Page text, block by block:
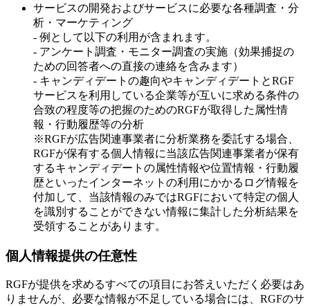
サービスの開発およびサービスに必要な各種調査・分
析・マーケティング
- 例として以下の利用が含まれます。
- アンケート調査・モニター調査の実施（効果捕捉の
ための回答者への直接の連絡を含みます）
- キャンディデートの趣向やキャンディデートとRGF
サービスを利用している企業等が互いに求める条件の
合致の程度等の把握のためのRGFが取得した属性情
報・行動履歴等の分析
※RGFが広告関連事業者に分析業務を委託する場合、
RGFが保有する個人情報に当該広告関連事業者が保有
するキャンディデートの属性情報や位置情報・行動履
歴といったインターネットの利用にかかるログ情報を
付加して、当該情報のみではRGFにおいて特定の個人
を識別することができない情報に集計した分析結果を
受領することがあります。
個人情報提供の任意性
RGFが提供を求めるすべての項目にお答えいただく必要はあ
りませんが、必要な情報が不足している場合には、RGFのサ